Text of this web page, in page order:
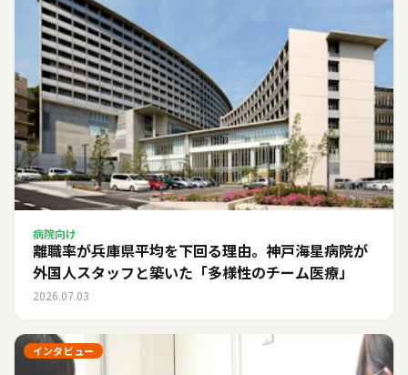
病院向け
離職率が兵庫県平均を下回る理由。神戸海星病院が
外国人スタッフと築いた「多様性のチーム医療」
2026.07.03
インタビュー